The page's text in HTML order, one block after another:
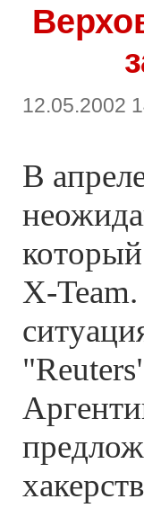
12.05.2002
В
X-